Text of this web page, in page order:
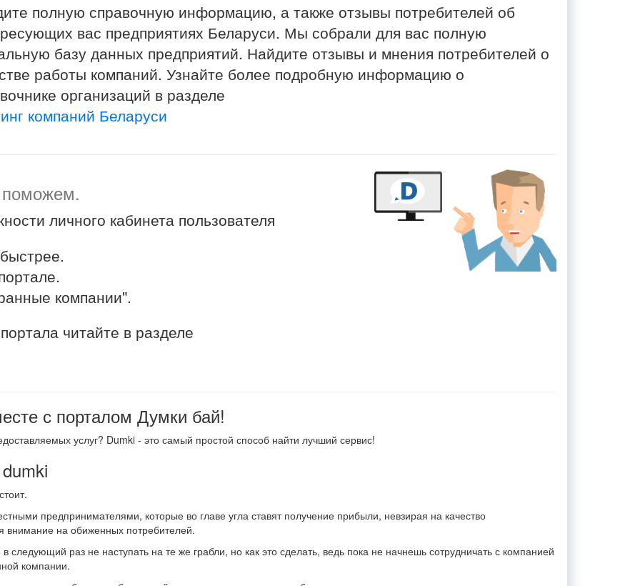
полную справочную информацию, а также отзывы потребителей об
вас предприятиях Беларуси. Мы собрали для вас полную
базу данных предприятий. Найдите отзывы и мнения потребителей о
работы компаний. Узнайте более подробную информацию о
организаций в разделе
компаний Беларуси
личного кабинета пользователя
компании".
читайте в разделе
с порталом Думки бай!
услуг? Dumki - это самый простой способ найти лучший сервис!
предпринимателями, которые во главе угла ставят получение прибыли, невзирая на качество
внимание на обиженных потребителей.
раз не наступать на те же грабли, но как это сделать, ведь пока не начнешь сотрудничать с компанией
компании.